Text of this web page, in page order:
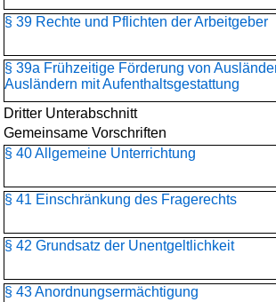
§ 39 Rechte und Pflichten der Arbeitgeber
§ 39a Frühzeitige Förderung von
Ausländern mit Aufenthaltsgestattung
Dritter Unterabschnitt
Gemeinsame Vorschriften
§ 40 Allgemeine Unterrichtung
§ 41 Einschränkung des Fragerechts
§ 42 Grundsatz der Unentgeltlichkeit
§ 43 Anordnungsermächtigung